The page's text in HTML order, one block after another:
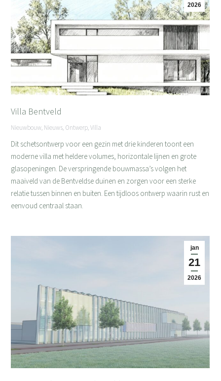
2026
Villa Bentveld
Nieuwbouw, Nieuws, Ontwerp,Villa
Dit schetsontwerp voor een gezin met drie kinderen toont een
moderne villa met heldere volumes, horizontale lijnen en grote
glasopeningen. De verspringende bouwmassa’s volgen het
maaiveld van de Bentveldse duinen en zorgen voor een sterke
relatie tussen binnen en buiten. Een tijdloos ontwerp waarin rust en
eenvoud centraal staan.
jan
21
2026